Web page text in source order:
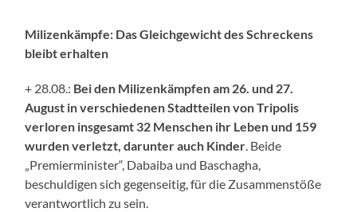
Milizenkämpfe: Das Gleichgewicht des Schreckens
bleibt erhalten
+ 28.08.: Bei den Milizenkämpfen am 26. und 27.
August in verschiedenen Stadtteilen von Tripolis
verloren insgesamt 32 Menschen ihr Leben und 159
wurden verletzt, darunter auch Kinder. Beide
„Premierminister“, Dabaiba und Baschagha,
beschuldigen sich gegenseitig, für die Zusammenstöße
verantwortlich zu sein.